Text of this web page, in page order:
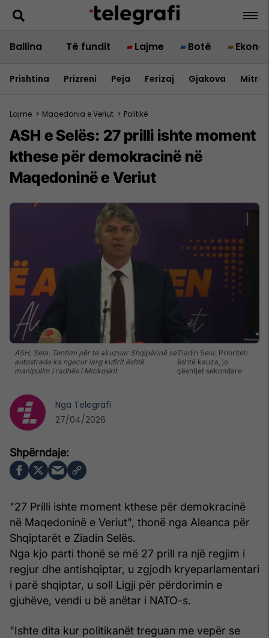
Ballina Të fundit Lajme Botë
Prishtina Prizreni Peja Ferizaj Gjakova
Lajme > Maqedonia e Veriut > Politikë
ASH e Selës: 27 prilli ishte moment
kthese për demokracinë në
Maqedoninë e Veriut
ASH, Sela: Tentimi për të akuzuar Shqipërinë se
autostrada ka ngecur larg kufirit është
manipulim i radhës i Mickoskit
Ziadin Sela: Prioriteti
është kauza, jo
çështjet sekondare
"27 Prilli ishte moment kthese për demokracinë
në Maqedoninë e Veriut", thonë nga Aleanca për
Shqiptarët e Ziadin Selës.
Nga kjo parti thonë se më 27 prill ra një regjim i
regjur dhe antishqiptar, u zgjodh kryeparlamentari
i parë shqiptar, u soll Ligji për përdorimin e
gjuhëve, vendi u bë anëtar i NATO-s.
"Ishte dita kur politikanët treguan me vepër se
Nga Telegrafi
27/04/2026